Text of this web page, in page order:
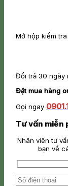
Mở hộp kiểm
Đổi trả 30 ngày
Đặt mua hàng
Gọi ngay
Tư vấn miễn
Nhân viên tư
bạn về